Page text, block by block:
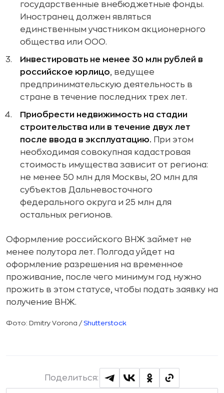
государственные внебюджетные фонды.
Иностранец должен являться
единственным участником акционерного
общества или ООО.
Инвестировать не менее 30 млн рублей в
российское юрлицо, ведущее
предпринимательскую деятельность в
стране в течение последних трех лет.
Приобрести недвижимость на стадии
строительства или в течение двух лет
после ввода в эксплуатацию. При этом
необходимая совокупная кадастровая
стоимость имущества зависит от региона:
не менее 50 млн для Москвы, 20 млн для
субъектов Дальневосточного
федерального округа и 25 млн для
остальных регионов.
Оформление российского ВНЖ займет не
менее полутора лет. Полгода уйдет на
оформление разрешения на временное
проживание, после чего минимум год нужно
прожить в этом статусе, чтобы подать заявку на
получение ВНЖ.
Фото: Dmitry Vorona / Shutterstock
Поделиться: